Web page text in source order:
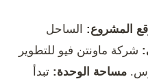
المشروع:
الساحل
شركة ماونتن فيو للتطوير
مساحة الوحدة:تبدأ